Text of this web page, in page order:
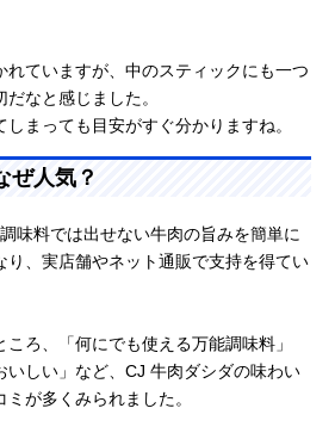
れていますが、中のスティックにも一つ
なと感じました。
まっても目安がすぐ分かりますね。
ぜ人気？
味料では出せない牛肉の旨みを簡単に
り、実店舗やネット通販で支持を得てい
ろ、「何にでも使える万能調味料」
いしい」など、CJ 牛肉ダシダの味わい
が多くみられました。